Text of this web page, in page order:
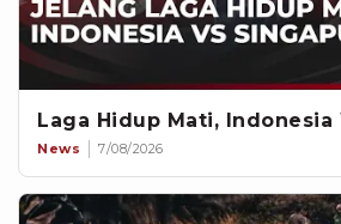
Laga Hidup Mati, Indonesia
News 7/08/2026